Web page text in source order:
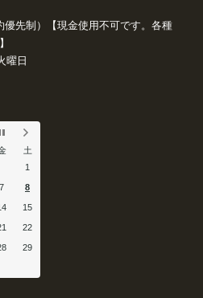
先制）【現金使用不可です。各種
曜日
土
1
7 8
15
22
29